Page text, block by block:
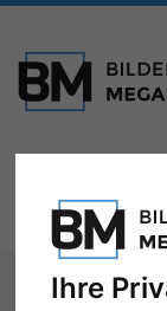
Ihre
navigation